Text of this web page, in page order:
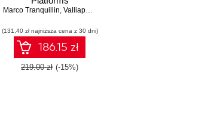
Marco Tranquillin, Valliappa Lakshmanan
(131,40 zł najniższa cena z 30 dni)
186.15 zł
219.00 zł (-15%)